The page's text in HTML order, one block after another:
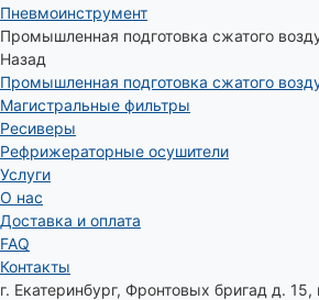
Пневмоинструмент
Промышленная подготовка сжатого
Назад
Промышленная подготовка сжатого
Магистральные фильтры
Ресиверы
Рефрижераторные осушители
Услуги
О нас
Доставка и оплата
FAQ
Контакты
г. Екатеринбург, Фронтовых бригад д.